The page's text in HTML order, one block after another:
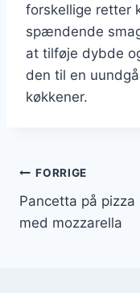
forskellige retter
spændende
at tilføje dybde
den til en
køkkener.
FORRIGE
Pancetta på pizza
med mozzarella